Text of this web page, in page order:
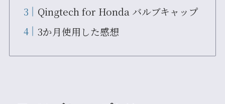
Qingtech for Honda バルブキャップ
3か月使用した感想